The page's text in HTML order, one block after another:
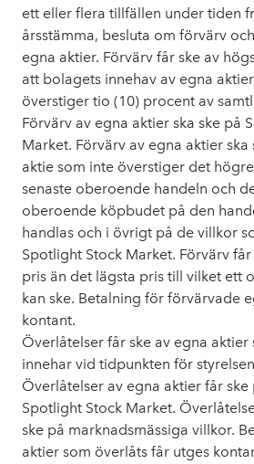
ett eller flera tillfällen under tiden
årsstämma, besluta om förvärv
egna aktier. Förvärv får ske av
att bolagets innehav av egna
överstiger tio (10) procent av
Förvärv av egna aktier ska ske på
Market. Förvärv av egna aktier
aktie som inte överstiger det
senaste oberoende handeln och
oberoende köpbudet på den
handlas och i övrigt på de villkor
Spotlight Stock Market. Förvärv
pris än det lägsta pris till vilket ett
kan ske. Betalning för förvärvade
kontant.
Överlåtelser får ske av egna
innehar vid tidpunkten för
Överlåtelser av egna aktier får ske
Spotlight Stock Market.
ske på marknadsmässiga villkor.
aktier som överlåts får utges